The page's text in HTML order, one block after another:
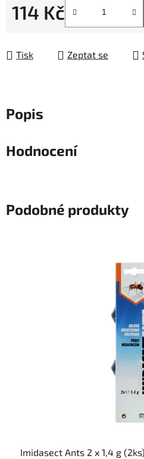
114 Kč
Tisk Zeptat se
Popis
Hodnocení
Podobné produkty
Imidasect Ants 2 x 1,4 g